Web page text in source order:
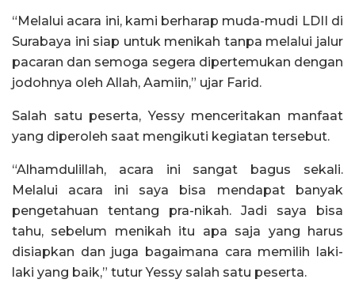
“Melalui acara ini, kami berharap muda-mudi LDII di
Surabaya ini siap untuk menikah tanpa melalui jalur
pacaran dan semoga segera dipertemukan dengan
jodohnya oleh Allah, Aamiin,” ujar Farid.
Salah satu peserta, Yessy menceritakan manfaat
yang diperoleh saat mengikuti kegiatan tersebut.
“Alhamdulillah, acara ini sangat bagus sekali.
Melalui acara ini saya bisa mendapat banyak
pengetahuan tentang pra-nikah. Jadi saya bisa
tahu, sebelum menikah itu apa saja yang harus
disiapkan dan juga bagaimana cara memilih laki-
laki yang baik,” tutur Yessy salah satu peserta.